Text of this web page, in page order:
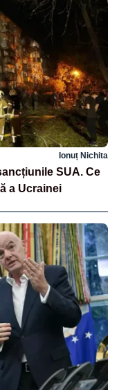
Ionuț Nichita
SUA. Ce
a Ucrainei